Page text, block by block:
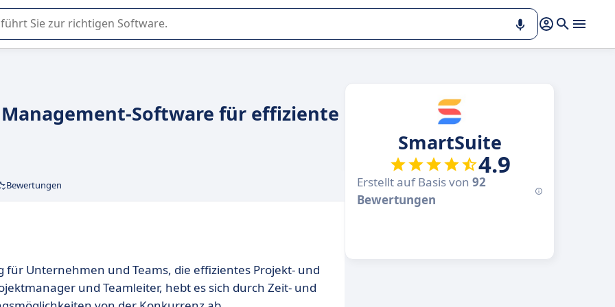
Software für effiziente
Bewertungen
Unternehmen und Teams, die effizientes Projekt- und
und Teamleiter, hebt es sich durch Zeit- und
SmartSuite
4.9
Erstellt auf Basis von 92
Bewertungen